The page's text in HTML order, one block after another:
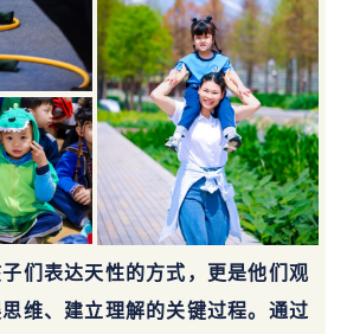
们表达天性的方式， 更是他们观
维、建立理解的关键过程。通过